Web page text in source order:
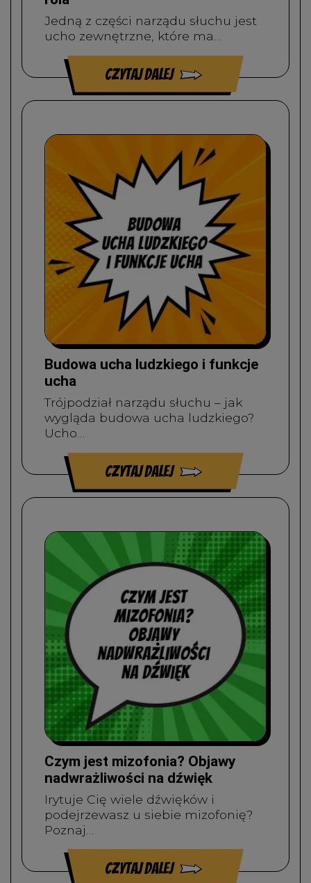
Jedną z części narządu słuchu jest
ucho zewnętrzne, które ma…
czytaj dalej
Budowa ucha ludzkiego i funkcje
ucha
Trójpodział narządu słuchu – jak
wygląda budowa ucha ludzkiego?
Ucho…
czytaj dalej
Czym jest mizofonia? Objawy
nadwrażliwości na dźwięk
Irytuje Cię wiele dźwięków i
podejrzewasz u siebie mizofonię?
Poznaj…
czytaj dalej